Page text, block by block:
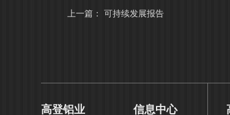
上一篇：可持续发展报告
高登铝业 信息中心